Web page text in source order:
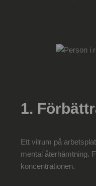
1.
Ett vilrum på
mental återhämtning.
koncentrationen.